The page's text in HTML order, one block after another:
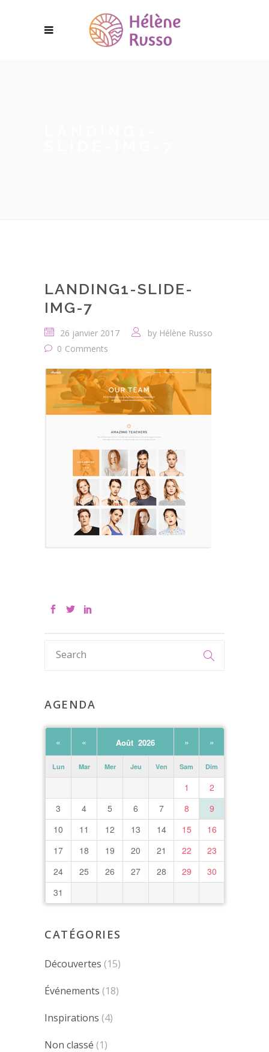
LANDING1-SLIDE-
IMG-7
26 janvier 2017 by Hélène Russo
0 Comments
AGENDA
« « Août 2026 » »
Lun Mar Mer Jeu Ven Sam Dim
1
2
3
4 5 6 7 8
9
10
11 12 13 14 15
16
17
18 19 20 21 22
23
24
25 26 27 28 29
30
31
CATÉGORIES
Découvertes (15)
Événements (18)
Inspirations (4)
Non classé (1)